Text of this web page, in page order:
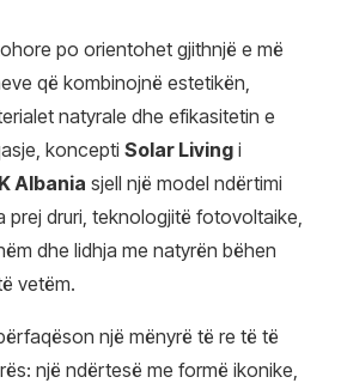
po orientohet gjithnjë e më
që kombinojnë estetikën,
natyrale dhe efikasitetin e
koncepti Solar Living i
Albania sjell një model ndërtimi
prej druri, teknologjitë fotovoltaike,
dhe lidhja me natyrën bëhen
vetëm.
një mënyrë të re të të
një ndërtesë me formë ikonike,